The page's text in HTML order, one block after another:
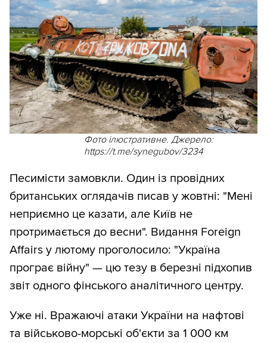
Фото ілюстративне. Джерело:
https://t.me/synegubov/3234
Песимісти замовкли. Один із провідних
британських оглядачів писав у жовтні: "Мені
неприємно це казати, але Київ не
протримається до весни". Видання Foreign
Affairs у лютому проголосило: "Україна
програє війну" — цю тезу в березні підхопив
звіт одного фінського аналітичного центру.
Уже ні. Вражаючі атаки України на нафтові
та військово-морські об'єкти за 1 000 км